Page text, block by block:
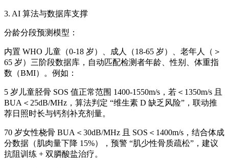
3. AI 算法与数据库支撑
分龄分段预测模型：
内置 WHO 儿童（0-18 岁）、成人（18-65 岁）、老年人（＞
65 岁）三阶段数据库，自动匹配检测者年龄、性别、体重指
数（BMI）。例如：
5 岁儿童胫骨 SOS 值正常范围 1400-1550m/s，若＜1350m/s 且
BUA＜25dB/MHz，算法判定 “维生素 D 缺乏风险”，联动推
荐日照时长与钙剂补充剂量。
70 岁女性桡骨 BUA＜30dB/MHz 且 SOS＜1400m/s，结合体成
分数据（肌肉量下降 15%），预警 “肌少性骨质疏松”，建议
抗阻训练 + 双膦酸盐治疗。